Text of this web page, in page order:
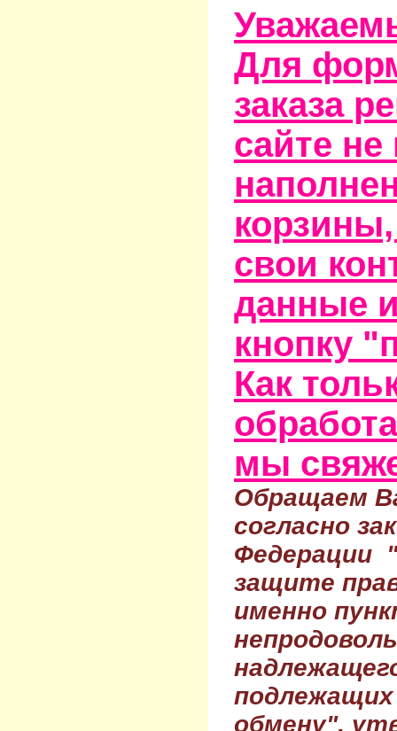
Для
заказа
сайте
свои
данные
кнопку
Как
мы
Обращаем
согласно
Федерации
защите
именно
обмену",